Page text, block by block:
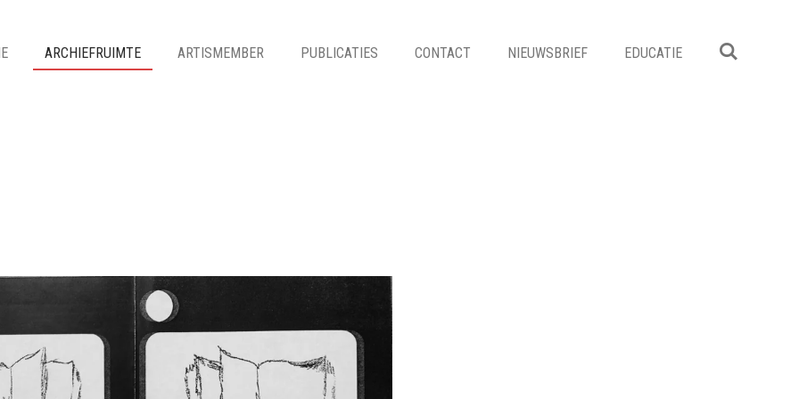
ARCHIEFRUIMTE ARTISMEMBER PUBLICATIES CONTACT NIEUWSBRIEF EDUCATIE